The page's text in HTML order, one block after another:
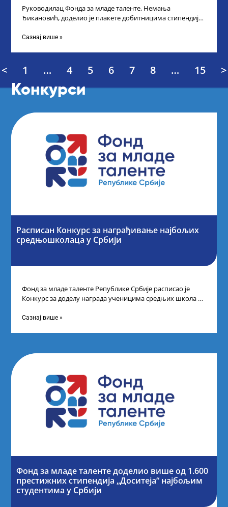
Руководилац Фонда за младе таленте, Немања
Ђикановић, доделио је плакете добитницима стипендије
Сазнај више »
< 1 … 4 5 6 7 8 … 15 >
Конкурси
Расписан Конкурс за награђивање најбољих
средњошколаца у Србији
Фонд за младе таленте Републике Србије расписао је
Конкурс за доделу награда ученицима средњих школа за
Сазнај више »
Фонд за младе таленте доделио више од 1.600
престижних стипендија „Доситеја“ најбољим
студентима у Србији